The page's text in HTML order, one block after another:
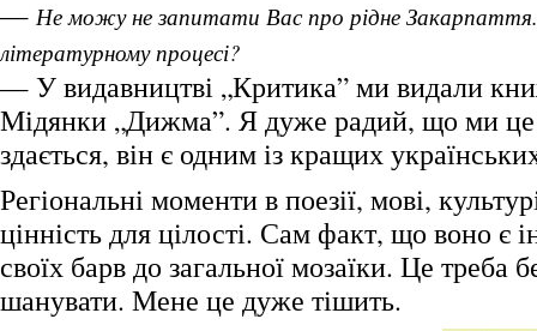
— Не можу не запитати Вас про рідне Закарпаття.
літературному процесі?
— У видавництві „Критика” ми видали
Мідянки „Дижма”. Я дуже радий, що ми
здається, він є одним із кращих
Регіональні моменти в поезії, мові,
цінність для цілості. Сам факт, що воно є
своїх барв до загальної мозаїки. Це треба
шанувати. Мене це дуже тішить.